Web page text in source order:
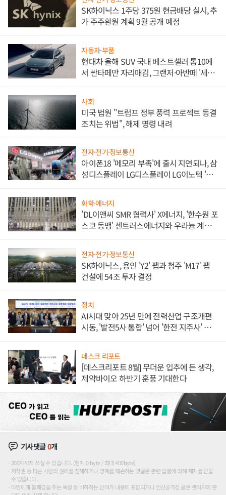
SK하이닉스 1주당 375원 현금배당 실시, 추
가 주주환원 계획 9월 공개 예정
자동차·부품
현대차 올해 SUV 국내 베스트셀러 톱10에
서 싼타페만 자리매김, 그랜저·아반떼 '세단
사회
미국 법원 "트럼프 정부 풍력 프로젝트 동결
조치는 위법", 해제 명령 내려
전자·전기·정보통신
아이폰18 '메모리 부족'에 출시 지연되나, 삼
성디스플레이 LG디스플레이 LG이노텍 '탈
화학·에너지
'DL이앤씨 SMR 협력사' X에너지, '한수원 포
스코 동맹' 센트러스에너지와 우라늄 계약
전자·전기·정보통신
SK하이닉스, 용인 'Y2' 팹과 청주 'M17' 팹
건설에 54조 투자 결정
정치
AI시대 맞아 25년 만에 전력산업 구조개편
시동, '발전5사 통합' 넘어 '한전 지주사' 재편
데스크 리포트
[데스크리포트 8월] 무더운 입추에 든 생각,
제약바이오 하반기 훈풍 기대한다
기사댓글0개
200자까지 쓰실 수 있습니다. (현재 0 byte / 최대 400byte)
저작권 등 다른 사람의 권리를 침해하거나 명예를 훼손하는 댓글은 관련 법률에 의해 제재를 받을
수 있습니다.
타인에게 불쾌감을 주는 욕설 등 비하하는 단어가 내용에 포함되거나 인신공격성 글은 관리자의 판